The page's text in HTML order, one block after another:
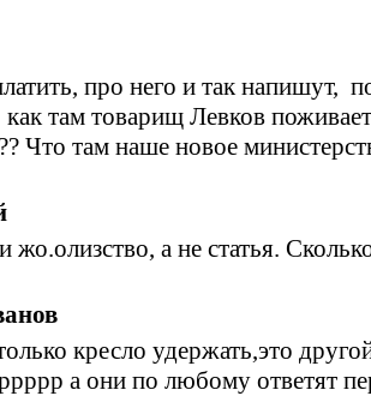
про него и так напишут,
как там товарищ Левков
Что там наше новое
жо.олизство, а не статья.
кресло удержать,это
а они по любому ответят